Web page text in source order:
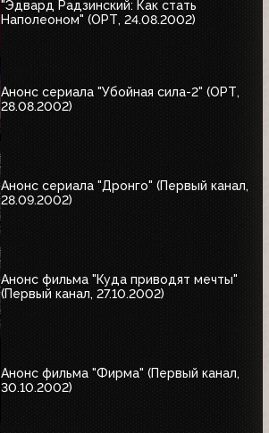
"Эдвард Радзинский: Как стать
Наполеоном" (ОРТ, 24.08.2002)
Анонс сериала "Убойная сила-2" (ОРТ,
28.08.2002)
Анонс сериала "Дронго" (Первый канал,
28.09.2002)
Анонс фильма "Куда приводят мечты"
(Первый канал, 27.10.2002)
Анонс фильма "Фирма" (Первый канал,
30.10.2002)